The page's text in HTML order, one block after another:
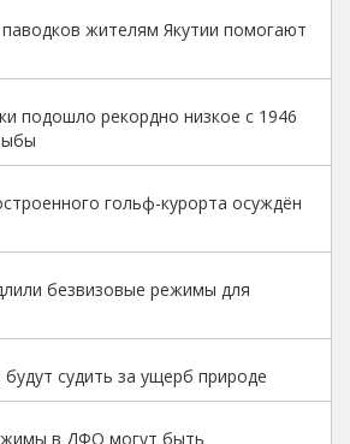
жителям Якутии помогают
подошло рекордно низкое с 1946
гольф-курорта осуждён
безвизовые режимы для
судить за ущерб природе
в ДФО могут быть